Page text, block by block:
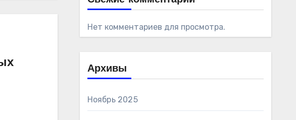
Нет комментариев для просмотра.
Архивы
Ноябрь 2025